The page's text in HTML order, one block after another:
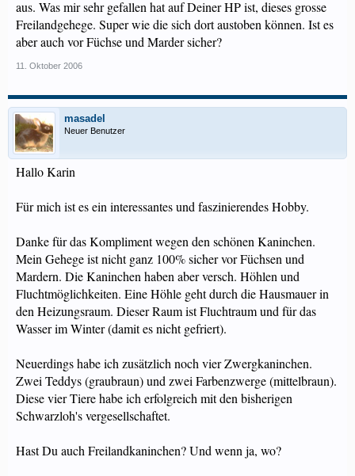
aus. Was mir sehr gefallen hat auf Deiner HP ist, dieses grosse
Freilandgehege. Super wie die sich dort austoben können. Ist es
aber auch vor Füchse und Marder sicher?
11. Oktober 2006
masadel
Neuer Benutzer
Hallo Karin
Für mich ist es ein interessantes und faszinierendes Hobby.
Danke für das Kompliment wegen den schönen Kaninchen.
Mein Gehege ist nicht ganz 100% sicher vor Füchsen und
Mardern. Die Kaninchen haben aber versch. Höhlen und
Fluchtmöglichkeiten. Eine Höhle geht durch die Hausmauer in
den Heizungsraum. Dieser Raum ist Fluchtraum und für das
Wasser im Winter (damit es nicht gefriert).
Neuerdings habe ich zusätzlich noch vier Zwergkaninchen.
Zwei Teddys (graubraun) und zwei Farbenzwerge (mittelbraun).
Diese vier Tiere habe ich erfolgreich mit den bisherigen
Schwarzloh's vergesellschaftet.
Hast Du auch Freilandkaninchen? Und wenn ja, wo?